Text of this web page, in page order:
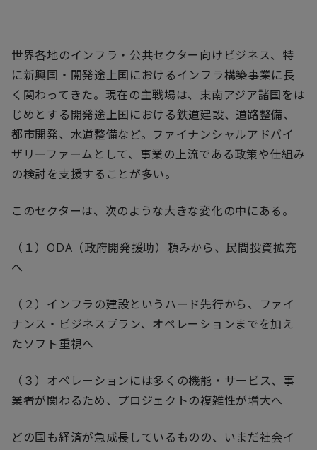
世界各地のインフラ・公共セクター向けビジネス、特
に新興国・開発途上国におけるインフラ構築事業に長
く関わってきた。現在の主戦場は、東南アジア諸国をは
じめとする開発途上国における鉄道建設、道路整備、
都市開発、水道整備など。ファイナンシャルアドバイ
ザリーファームとして、事業の上流である政策や仕組み
の検討を支援することが多い。
このセクターは、次のような大きな変化の中にある。
（１）ODA （政府開発援助）頼みから、民間投資拡充
へ
（２）インフラの建設というハード先行から、ファイ
ナンス・ビジネスプラン、オペレーションまでを加え
たソフト重視へ
（３）オペレーションには多くの機能・サービス、事
業者が関わるため、プロジェクトの複雑性が増大へ
どの国も経済が急成長しているものの、いまだ社会イ